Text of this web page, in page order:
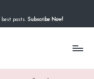
best posts. Subscribe Now!